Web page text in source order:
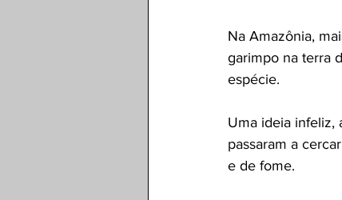
Na Amazônia,
garimpo na terra
espécie.
Uma ideia infeliz,
passaram a
e de fome.